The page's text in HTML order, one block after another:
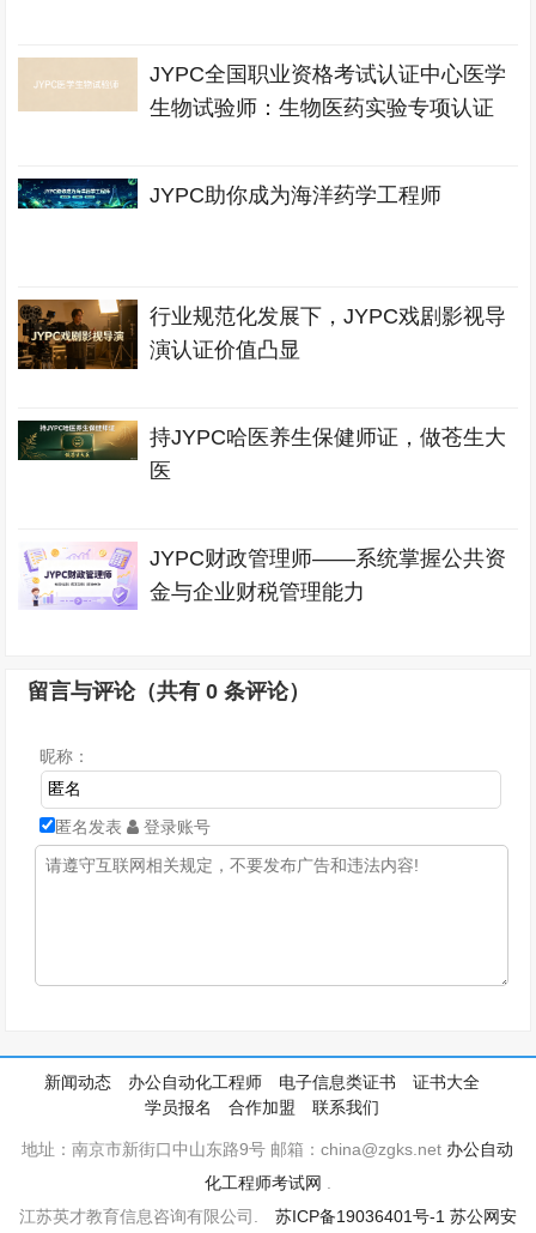
JYPC全国职业资格考试认证中心医学
生物试验师：生物医药实验专项认证
JYPC助你成为海洋药学工程师
行业规范化发展下，JYPC戏剧影视导
演认证价值凸显
持JYPC哈医养生保健师证，做苍生大
医
JYPC财政管理师——系统掌握公共资
金与企业财税管理能力
留言与评论（共有0 条评论）
昵称：
匿名发表 登录账号
新闻动态 办公自动化工程师 电子信息类证书
证书大全
学员报名
合作加盟 联系我们
地址：南京市新街口中山东路9号 邮箱：china@zgks.net 办公自动
化工程师考试网
江苏英才教育信息咨询有限公司. 苏ICP备19036401号-1 苏公网安